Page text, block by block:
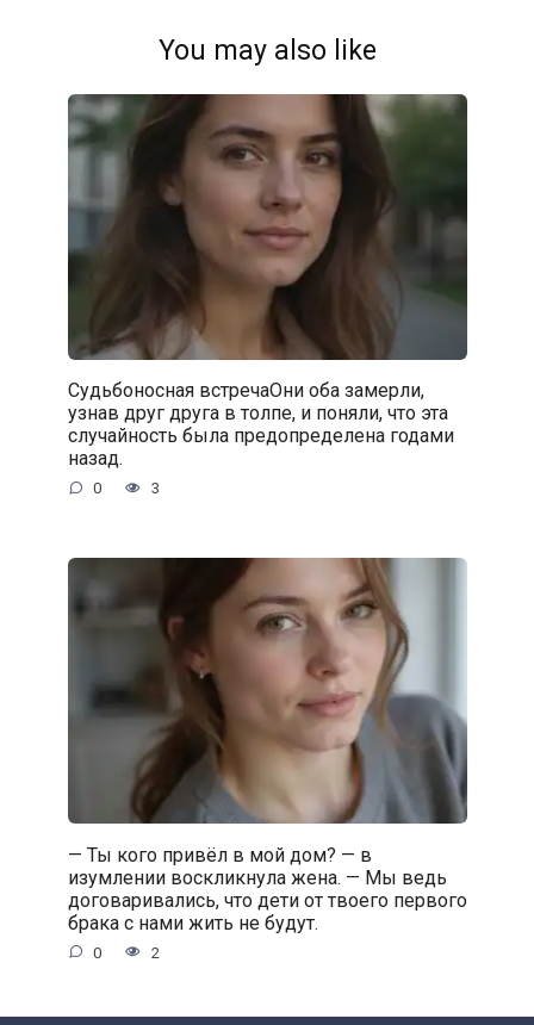
You may also like
Судьбоносная встречаОни оба замерли,
узнав друг друга в толпе, и поняли, что эта
случайность была предопределена годами
назад.
0 3
— Ты кого привёл в мой дом? — в
изумлении воскликнула жена. — Мы ведь
договаривались, что дети от твоего первого
брака с нами жить не будут.
0 2